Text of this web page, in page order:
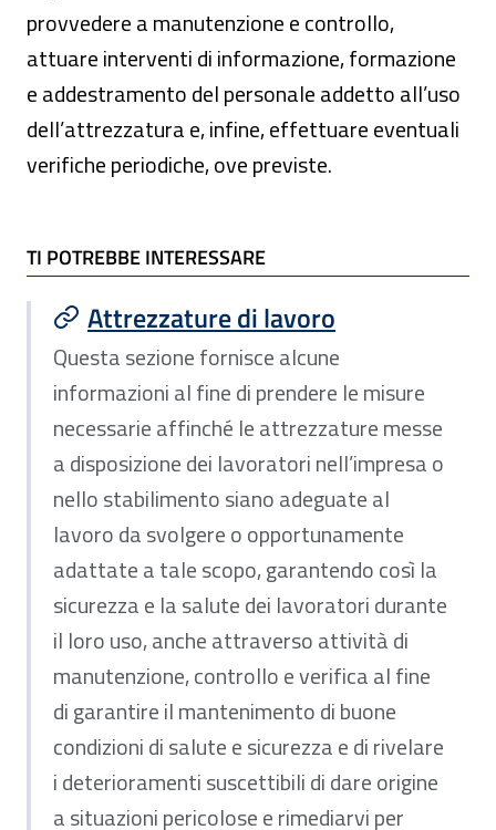
provvedere a manutenzione e controllo,
attuare interventi di informazione, formazione
e addestramento del personale addetto all’uso
dell’attrezzatura e, infine, effettuare eventuali
verifiche periodiche, ove previste.
TI POTREBBE INTERESSARE
TI POTREBBE INTERESSARE
Attrezzature di lavoro
Questa sezione fornisce alcune
informazioni al fine di prendere le misure
necessarie affinché le attrezzature messe
a disposizione dei lavoratori nell’impresa o
nello stabilimento siano adeguate al
lavoro da svolgere o opportunamente
adattate a tale scopo, garantendo così la
sicurezza e la salute dei lavoratori durante
il loro uso, anche attraverso attività di
manutenzione, controllo e verifica al fine
di garantire il mantenimento di buone
condizioni di salute e sicurezza e di rivelare
i deterioramenti suscettibili di dare origine
a situazioni pericolose e rimediarvi per